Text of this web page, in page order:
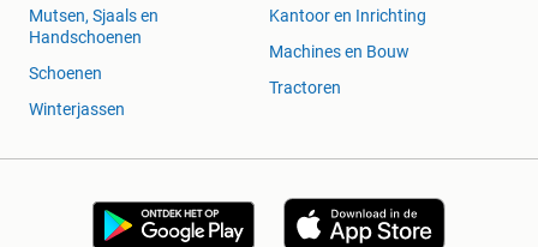
Mutsen, Sjaals en
Handschoenen
Schoenen
Winterjassen
Kantoor en Inrichting
Machines en Bouw
Tractoren